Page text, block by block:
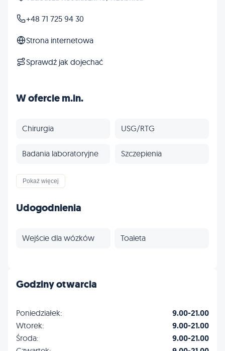
+48 71 725 94 30
Strona internetowa
Sprawdź jak dojechać
W ofercie m.in.
Chirurgia USG/RTG
Badania laboratoryjne Szczepienia
Odrobaczanie
Ortopedia
Inne
Pokaż więcej
Udogodnienia
Wejście dla wózków Toaleta
Godziny otwarcia
Poniedziałek: 9.00-21.00
Wtorek: 9.00-21.00
Środa: 9.00-21.00